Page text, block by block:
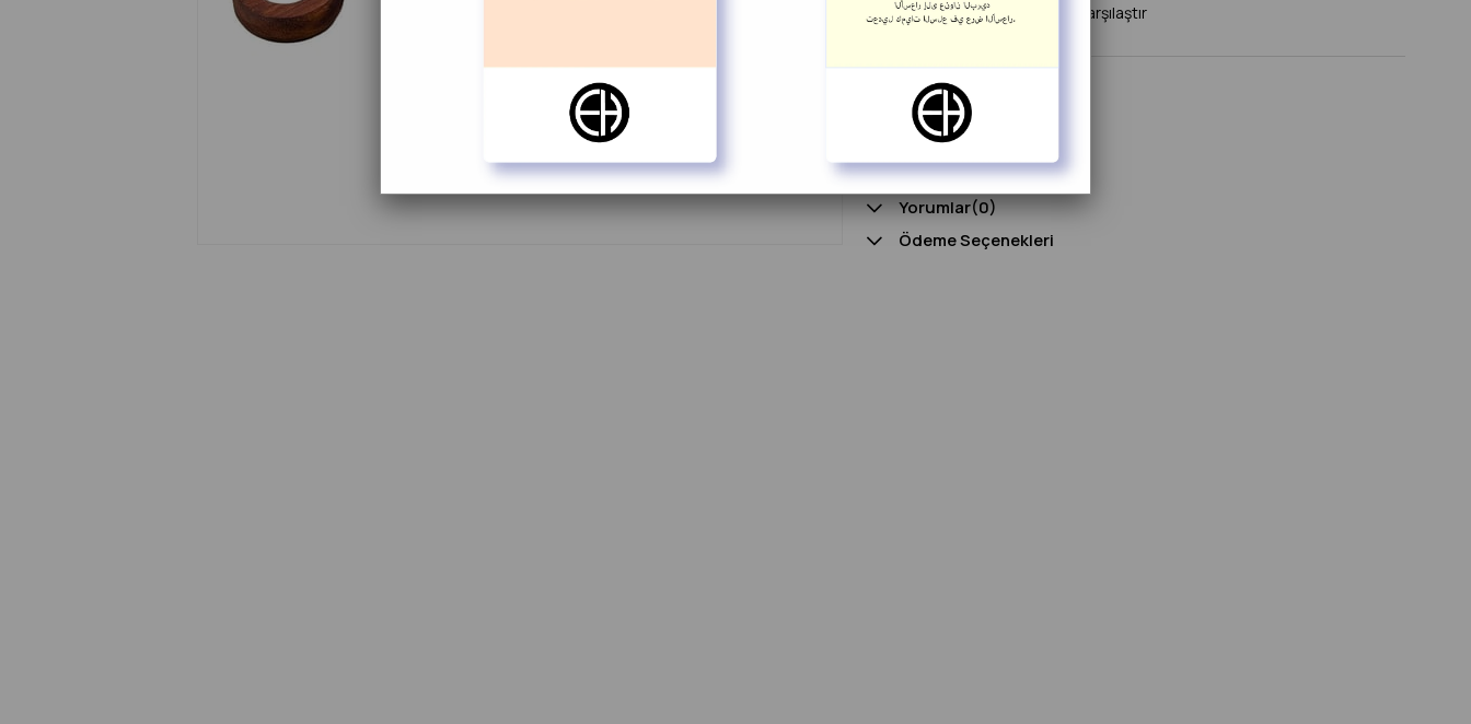
Favorilere Ekle Karşılaştır
Ürün Özellikleri
Ürün Ölçüsü: 17x40x2.4 cm
Yorumlar(0)
Ödeme Seçenekleri